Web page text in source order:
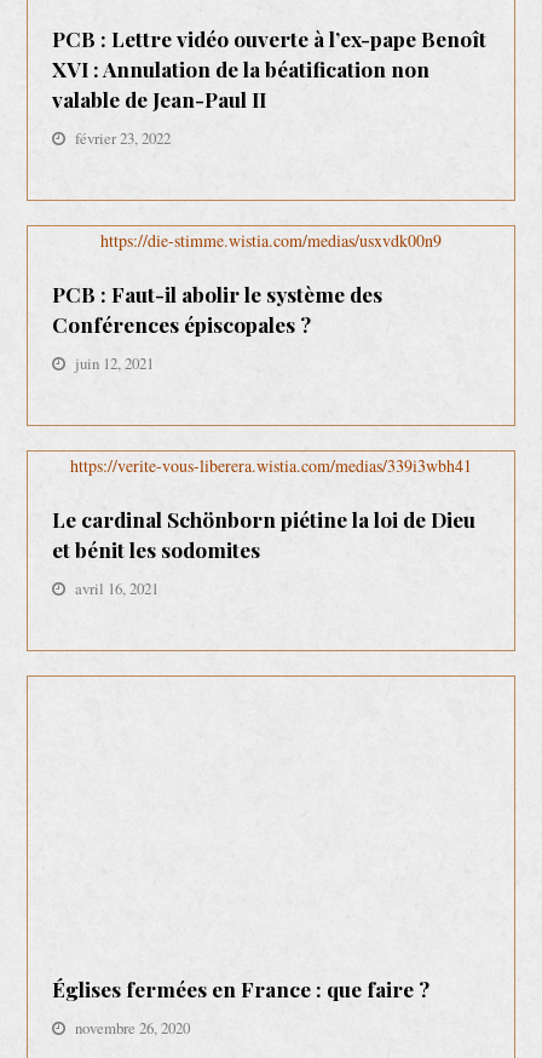
PCB : Lettre vidéo ouverte à l’ex-pape Benoît
XVI : Annulation de la béatification non
valable de Jean-Paul II
février 23, 2022
https://die-stimme.wistia.com/medias/usxvdk00n9
PCB : Faut-il abolir le système des
Conférences épiscopales ?
juin 12, 2021
https://verite-vous-liberera.wistia.com/medias/339i3wbh41
Le cardinal Schönborn piétine la loi de Dieu
et bénit les sodomites
avril 16, 2021
Églises fermées en France : que faire ?
novembre 26, 2020